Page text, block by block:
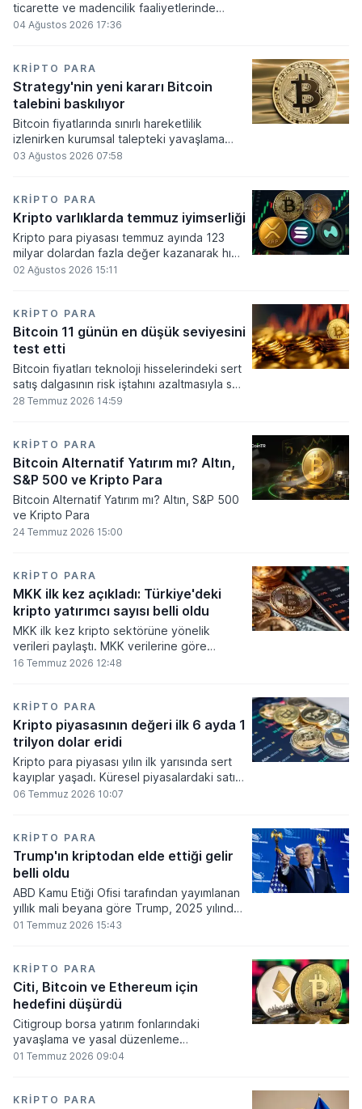
ticarette ve madencilik faaliyetlerinde
kripto varlıkların kullanımına onay veren
elde edilen dijital paraların belirli şartlar
altında dolaşımına ve menkul kıymet
alımlarında kullanılmasına olanak sağlanıyor.
04 Ağustos 2026 17:36
KRIPTO PARA
Strategy'nin yeni kararı Bitcoin
talebini baskılıyor
Bitcoin fiyatlarında sınırlı hareketlilik
izlenirken kurumsal talepteki yavaşlama
piyasa dinamiklerini etkiliyor. ABD Merkez
çalışmalarındaki belirsizliklerle baskı altında
kalmaya devam ediyor.
03 Ağustos 2026 07:58
KRIPTO PARA
Kripto varlıklarda temmuz iyimserliği
Kripto para piyasası temmuz ayında 123
milyar dolardan fazla değer kazanarak hızlı
bir toparlanma sürecine girdi. Bitcoin ve
2 trilyon 159 milyar 780 milyon dolar
seviyesine ulaştı.
02 Ağustos 2026 15:11
KRIPTO PARA
Bitcoin 11 günün en düşük seviyesini
test etti
Bitcoin fiyatları teknoloji hisselerindeki sert
satış dalgasının risk iştahını azaltmasıyla son
11 günün en düşük seviyesine indi.
28 Temmuz 2026 14:59
KRIPTO PARA
Bitcoin Alternatif Yatırım mı? Altın,
S&P 500 ve Kripto Para
Bitcoin Alternatif Yatırım mı? Altın, S&P 500
ve Kripto Para
24 Temmuz 2026 15:00
KRIPTO PARA
MKK ilk kez açıkladı: Türkiye'deki
kripto yatırımcı sayısı belli oldu
MKK ilk kez kripto sektörüne yönelik
verileri paylaştı. MKK verilerine göre
platformlarda bugüne kadar 5,6 milyon
olarak belirlendi.
16 Temmuz 2026 12:48
KRIPTO PARA
Kripto piyasasının değeri ilk 6 ayda 1
trilyon dolar eridi
Kripto para piyasası yılın ilk yarısında sert
kayıplar yaşadı. Küresel piyasalardaki satış
baskısı ve artan faiz baskısının etkisiyle
06 Temmuz 2026 10:07
KRIPTO PARA
Trump'ın kriptodan elde ettiği gelir
belli oldu
ABD Kamu Etiği Ofisi tarafından yayımlanan
yıllık mali beyana göre Trump, 2025 yılında
kripto para ve memecoin faaliyetlerinden
01 Temmuz 2026 15:43
KRIPTO PARA
Citi, Bitcoin ve Ethereum için
hedefini düşürdü
Citigroup borsa yatırım fonlarındaki
yavaşlama ve yasal düzenleme
beklentilerinin zayıflaması üzerine kripto
01 Temmuz 2026 09:04
KRIPTO PARA